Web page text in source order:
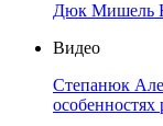
Дюк Мишель
Видео
Степанюк
особенностях